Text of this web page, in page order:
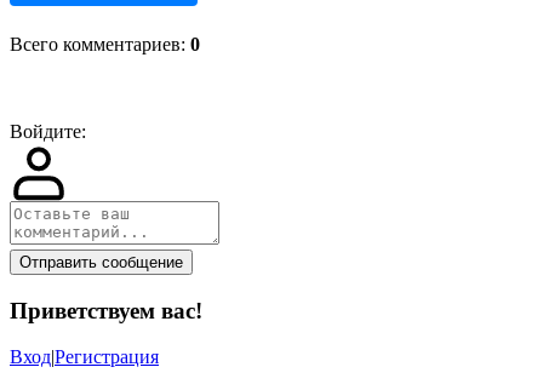
Всего комментариев: 0
Войдите:
Отправить сообщение
Приветствуем вас!
Вход|Регистрация